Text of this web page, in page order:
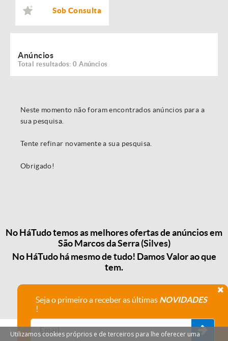
Sob Consulta
Anúncios
Total resultados: 0 Anúncios
Neste momento não foram encontrados anúncios para a
sua pesquisa.
Tente refinar novamente a sua pesquisa.
Obrigado!
No HáTudo temos as melhores ofertas de anúncios em
São Marcos da Serra (Silves)
No HáTudo há mesmo de tudo! Damos Valor ao que
tem.
Seja o primeiro a receber as últimas NOVIDADES
!
Utilizamos cookies próprios e de terceiros para lhe oferecer uma